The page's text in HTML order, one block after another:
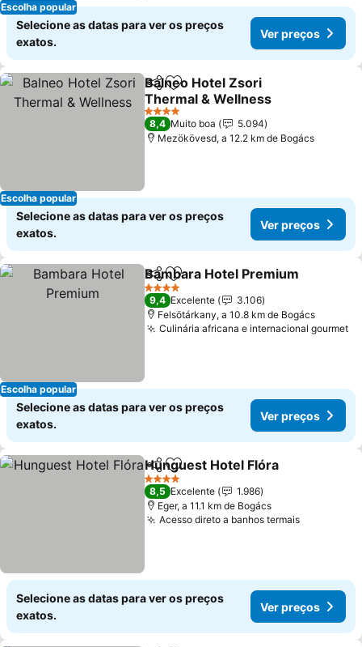
Escolha popular
Selecione as datas para ver os preços
exatos.
Ver preços
Escolha popular
PartilharAdicionar aos favoritos
Balneo Hotel Zsori
Thermal & Wellness
4 Estrelas
8,4 Muito boa
5.094
Mezökövesd, a 12.2 km de Bogács
Selecione as datas para ver os preços
exatos.
Ver preços
Escolha popular
PartilharAdicionar aos favoritos
Bambara Hotel Premium
4 Estrelas
9,4 Excelente
3.106
Felsötárkany, a 10.8 km de Bogács
Culinária africana e internacional gourmet
Selecione as datas para ver os preços
exatos.
Ver preços
PartilharAdicionar aos favoritos
Hunguest Hotel Flóra
4 Estrelas
8,5 Excelente
1.986
Eger, a 11.1 km de Bogács
Acesso direto a banhos termais
Selecione as datas para ver os preços
exatos.
Ver preços